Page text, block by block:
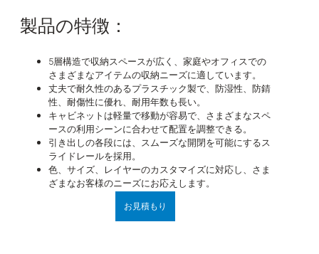
製品の特徴：
5層構造で収納スペースが広く、家庭やオフィスでの
さまざまなアイテムの収納ニーズに適しています。
丈夫で耐久性のあるプラスチック製で、防湿性、防錆
性、耐傷性に優れ、耐用年数も長い。
キャビネットは軽量で移動が容易で、さまざまなスペ
ースの利用シーンに合わせて配置を調整できる。
引き出しの各段には、スムーズな開閉を可能にするス
ライドレールを採用。
色、サイズ、レイヤーのカスタマイズに対応し、さま
ざまなお客様のニーズにお応えします。
お見積もり